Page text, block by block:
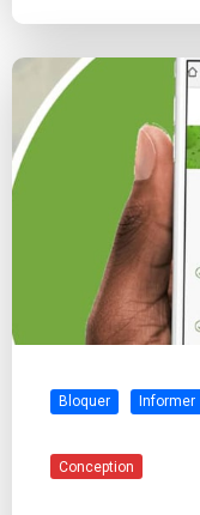
Bloquer Informer
Conception